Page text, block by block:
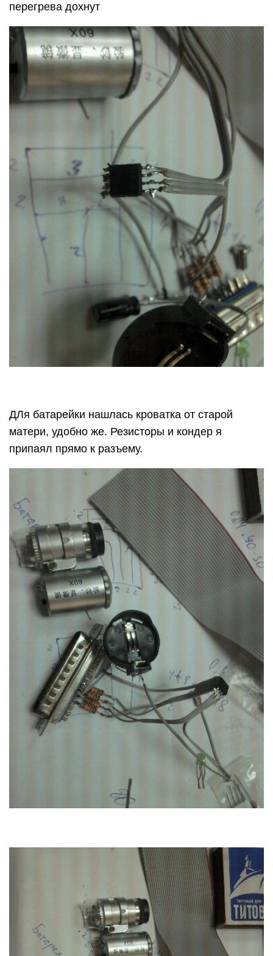
перегрева дохнут
ДЛя батарейки нашлась кроватка от старой
матери, удобно же. Резисторы и кондер я
припаял прямо к разъему.